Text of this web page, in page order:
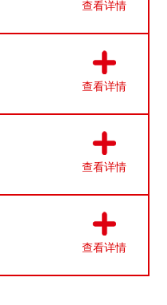
查看详情
查看详情
查看详情
查看详情